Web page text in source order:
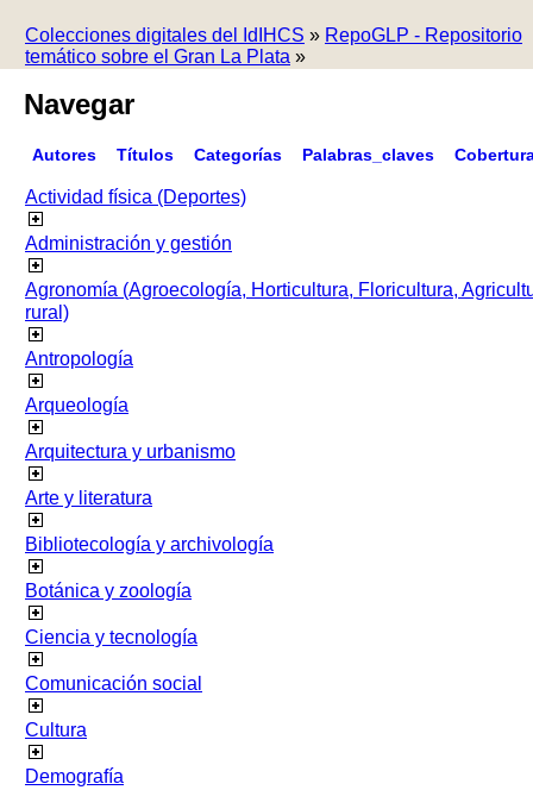
Colecciones digitales del IdIHCS » RepoGLP - Repositorio
temático sobre el Gran La Plata »
Navegar
Autores Títulos Categorías Palabras_claves
Actividad física (Deportes)
Administración y gestión
Agronomía (Agroecología, Horticultura, Floricultura,
rural)
Antropología
Arqueología
Arquitectura y urbanismo
Arte y literatura
Bibliotecología y archivología
Botánica y zoología
Ciencia y tecnología
Comunicación social
Cultura
Demografía